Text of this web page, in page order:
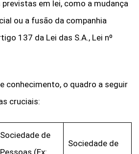
em lei, como a mudança
ou a fusão da companhia
137 da Lei das S.A., Lei nº
conhecimento, o quadro a seguir
cruciais:
Sociedade de
Pessoas (Ex:
Sociedade de